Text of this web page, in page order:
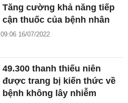
Tăng cường khả năng tiếp
cận thuốc của bệnh nhân
09:06 16/07/2022
49.300 thanh thiếu niên
được trang bị kiến thức về
bệnh không lây nhiễm